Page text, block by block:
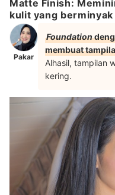
Matte Finish:
kulit yang berminyak
Pakar
Foundation
membuat
Alhasil, tampilan
kering.